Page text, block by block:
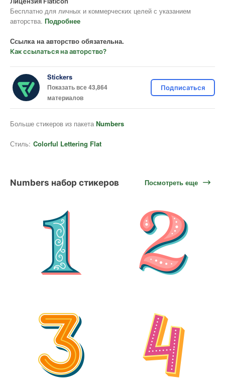
Бесплатно для личных и коммерческих целей с указанием
авторства. Подробнее
Ссылка на авторство обязательна.
Как ссылаться на авторство?
Stickers
Показать все 43,864
материалов
Подписаться
Больше стикеров из пакета Numbers
Стиль: Colorful Lettering Flat
Numbers набор стикеров Посмотреть еще